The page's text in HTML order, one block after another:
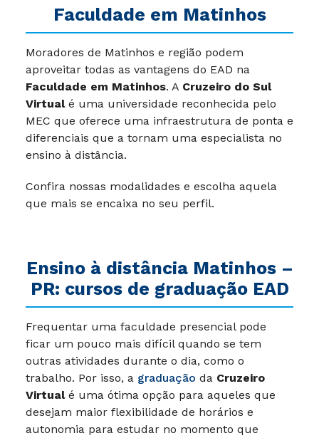
Faculdade em Matinhos
Moradores de Matinhos e região podem
aproveitar todas as vantagens do EAD na
Faculdade em Matinhos. A Cruzeiro do Sul
Virtualé uma universidade reconhecida pelo
MEC que oferece uma infraestrutura de ponta e
diferenciais que a tornam uma especialista no
ensino à distância.
Confira nossas modalidades e escolha aquela
que mais se encaixa no seu perfil.
Ensino à distância Matinhos –
PR: cursos de graduação EAD
Frequentar uma faculdade presencial pode
ficar um pouco mais difícil quando se tem
outras atividades durante o dia, como o
trabalho. Por isso, a graduação da Cruzeiro
Virtualé uma ótima opção para aqueles que
desejam maior flexibilidade de horários e
autonomia para estudar no momento que